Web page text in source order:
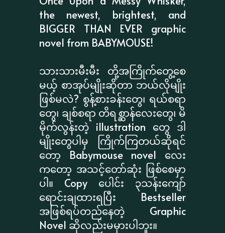
the newest, brightest, and
BIGGER THAN EVER graphic
novel from BABYMOUSE!
သားသားမီးမီး တို့အကြိုက်တွေ့စေ
မယ့် စာအုပ်မျိုးဆိုတာ ဘယ်လိုမျိုး
ဖြစ်မလဲ? စွန့်စားခန်းတွေ၊ ရယ်စရာ
တွေ၊ ချစ်စရာ တိရစ္ဆာန်လေးတွေ၊ မိ
မိုက်လွန်းတဲ့ illustration တွေ ဒါ
မျိုးတွေပါမှ ကြိုက်ကြတယ်ဆိုရင်
တော့ Babymouse novel လေး
ကတော့ အသင့်တော်ဆုံး ဖြစ်စေမှာ
ပါ။ Copy ပေါင်း ၃သန်းကျော်
ရောင်းချထားရပြီး Bestseller
အဖြစ်ရပ်တည်နေတဲ့ Graphic
Novel ဆိုလည်းမမှားပါဘူး။